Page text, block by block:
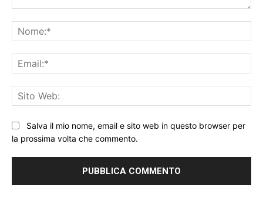
Salva il mio nome, email e sito web in questo browser per
la prossima volta che commento.